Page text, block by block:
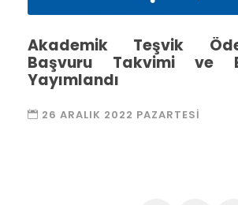
Akademik Teşvik
Başvuru Takvimi ve
Yayımlandı
26 ARALIK 2022 PAZARTESI